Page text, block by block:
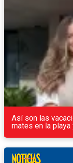
Así son las
mates en la